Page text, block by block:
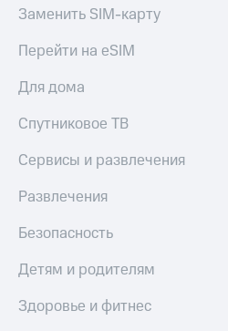
Заменить SIM-карту
Перейти на eSIM
Для дома
Спутниковое ТВ
Сервисы и развлечения
Развлечения
Безопасность
Детям и родителям
Здоровье и фитнес